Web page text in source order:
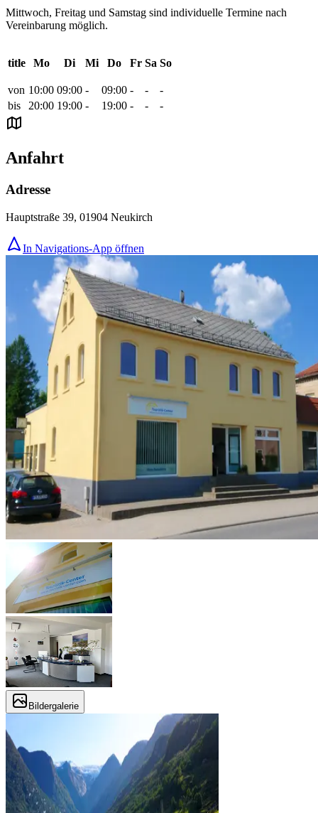
Mittwoch, Freitag und Samstag sind individuelle Termine nach
Vereinbarung möglich.
title Mo Di Mi Do Fr Sa So
von 10:00 09:00 - 09:00 - -
-
bis
20:00 19:00 - 19:00 - - -
Anfahrt
Adresse
Hauptstraße 39, 01904 Neukirch
In Navigations-App öffnen
Bildergalerie